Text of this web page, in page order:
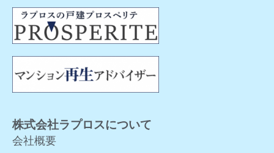
株式会社ラプロスについて
会社概要